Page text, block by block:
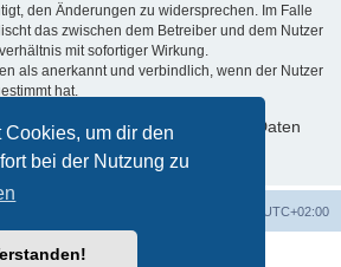
um dir den
bei der Nutzung zu
den Änderungen zu widersprechen. Im Falle
das zwischen dem Betreiber und dem Nutzer
mit sofortiger Wirkung.
als anerkannt und verbindlich, wenn der Nutzer
hat.
Umgang mit deinen persönlichen Daten
enthalten.
UTC+02:00
® Forum Software © phpBB Limited